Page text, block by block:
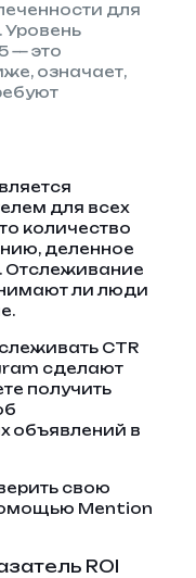
для
— это
означает,
для всех
количество
деленное
Отслеживание
ли люди
CTR
сделают
получить
объявлений в
свою
Mention
ROI